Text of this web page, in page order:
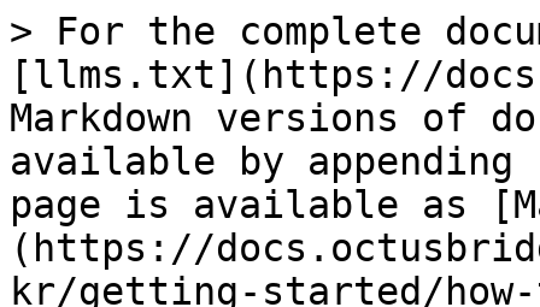
> For the complete
[llms.txt](https://
Markdown versions of
available by
page is available as
(https://
kr/getting-started/